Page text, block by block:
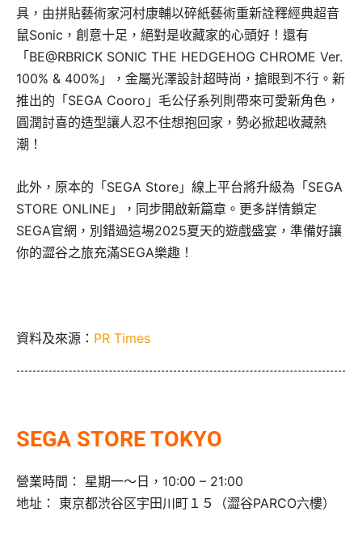
具，由拼貼藝術家河村康輔以碎紙藝術重新詮釋經典超音
鼠Sonic，創意十足，絕對是收藏家的心頭好！還有
「BE@RBRICK SONIC THE HEDGEHOG CHROME Ver.
100% & 400%」，金屬光澤設計超時尚，搶眼到不行。新
推出的「SEGA Cooro」毛公仔系列則帶來可愛新角色，
圓潤討喜的造型讓人忍不住想抱回家，勢必掀起收藏熱
潮！
此外，原本的「SEGA Store」線上平台將升級為「SEGA
STORE ONLINE」，同步開啟新篇章。更多詳情鎖定
SEGA官網，別錯過這場2025夏天的遊戲盛宴，準備好讓
你的澀谷之旅充滿SEGA樂趣！
資料及來源： PR Times
SEGA STORE TOKYO
營業時間： 星期一～日，10:00 – 21:00
地址： 東京都渋谷区宇田川町１５（澀谷PARCO六樓）